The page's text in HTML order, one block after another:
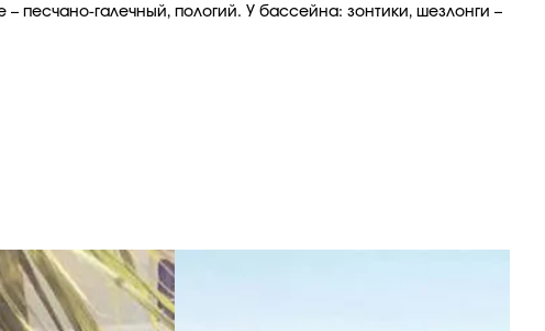
песчано-галечный, пологий. У бассейна: зонтики, шезлонги –